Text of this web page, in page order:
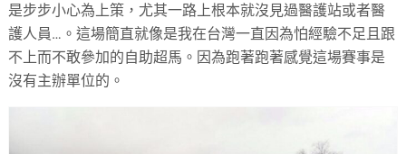
是步步小心為上策，尤其一路上根本就沒見過醫護站或者醫
護人員…。這場簡直就像是我在台灣一直因為怕經驗不足且跟
不上而不敢參加的自助超馬。因為跑著跑著感覺這場賽事是
沒有主辦單位的。